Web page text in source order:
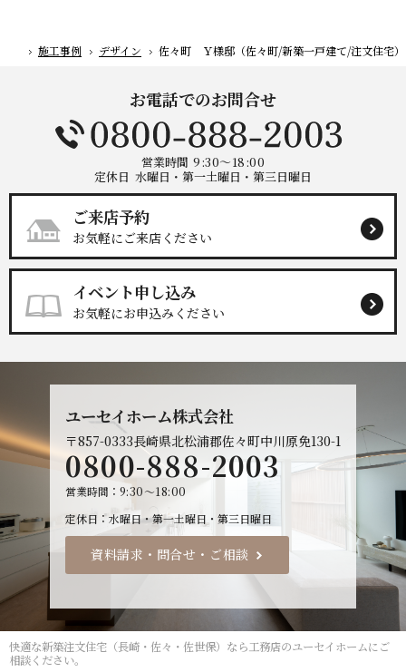
ホーム
施工事例 デザイン 佐々町 Ｙ様邸（佐々町/新築一戸建て/注文住宅）
お電話でのお問合せ
営業時間 9:30～18:00
定休日 水曜日・第一土曜日・第三日曜日
ご来店予約
お気軽にご来店ください
イベント申し込み
お気軽にお申込みください
ユーセイホーム株式会社
〒857-0333長崎県北松浦郡佐々町中川原免130-1
0800-888-2003
営業時間
9:30～18:00
定休日
水曜日・第一土曜日・第三日曜日
資料請求・問合せ・ご相談
快適な新築注文住宅（長崎・佐々・佐世保）なら工務店のユーセイホームにご
相談ください。